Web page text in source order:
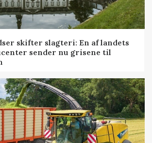
skifter slagteri: En af landets
sender nu grisene til